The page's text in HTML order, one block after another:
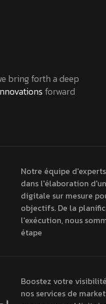
bring forth a deep
forward
Notre équipe
dans l'élaboration
digitale sur mesure
objectifs. De la
l'exécution, nous
étape
Boostez votre
nos services de